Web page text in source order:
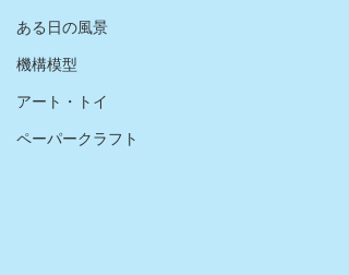
ある日の風景
機構模型
アート・トイ
ペーパークラフト